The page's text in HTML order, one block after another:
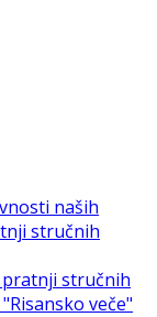
naših
stručnih
pratnji stručnih
veče"